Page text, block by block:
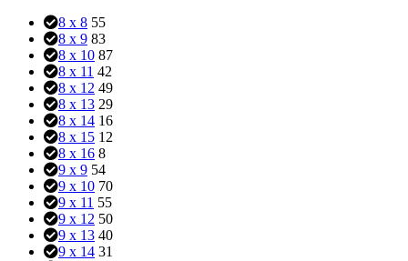
8 x 8 55
8 x 9 83
8 x 10 87
8 x 11 42
8 x 12 49
8 x 13 29
8 x 14 16
8 x 15 12
8 x 16 8
9 x 9 54
9 x 10 70
9 x 11 55
9 x 12 50
9 x 13 40
9 x 14 31